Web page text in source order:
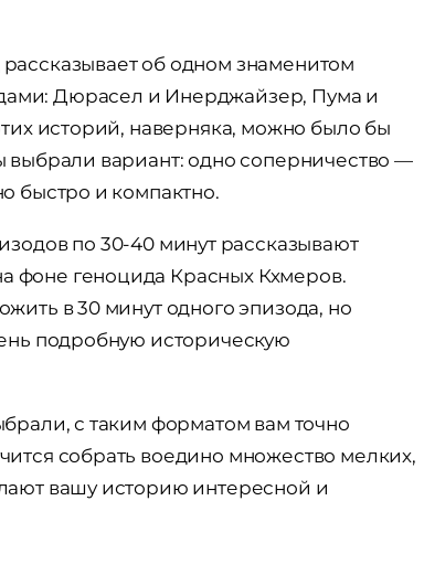
об одном знаменитом
Дюрасел и Инерджайзер, Пума и
историй, наверняка, можно было бы
выбрали вариант: одно соперничество —
быстро и компактно.
по 30-40 минут рассказывают
фоне геноцида Красных Кхмеров.
в 30 минут одного эпизода, но
подробную историческую
с таким форматом вам точно
собрать воедино множество мелких,
вашу историю интересной и